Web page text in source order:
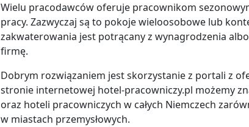
Wielu pracodawców oferuje pracownikom
pracy. Zazwyczaj są to pokoje wieloosobowe lub
zakwaterowania jest potrącany z wynagrodzenia
firmę.
Dobrym rozwiązaniem jest skorzystanie z portali z
stronie internetowej hotel-pracowniczy.pl możemy
oraz hoteli pracowniczych w całych Niemczech
w miastach przemysłowych.